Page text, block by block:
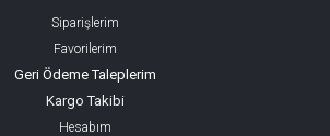
Siparişlerim
Favorilerim
Geri Ödeme Taleplerim
Kargo Takibi
Hesabım